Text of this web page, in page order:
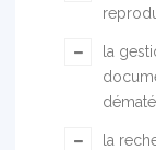
la
la